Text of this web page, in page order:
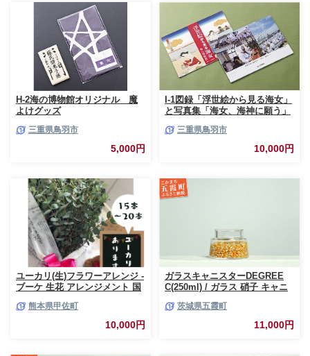
H-2海の博物館オリジナル 魔
よけグッズ
三重県鳥羽市
5,000円
I-1図録「浮世絵から見る海女」
と写真集「海女、海神に願う」
三重県鳥羽市
10,000円
ユーカリ(生)フラワーアレンジ -
ブーケ 生花 アレンジメント 国
ンテリア 虫よけ作用 人気 おす
熊本県甲佐町
10,000円
ガラスキャニスターDEGREE
C(250ml) / ガラス 硝子 キャニ
耐熱 一生もの 職人 こだわり
JIDA デザインミュージアムセ
レクション 茨城県 五霞町
茨城県五霞町
11,000円